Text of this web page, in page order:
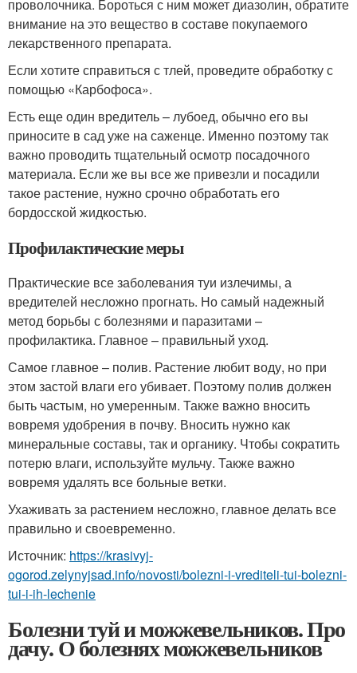
проволочника. Бороться с ним может диазолин, обратите
внимание на это вещество в составе покупаемого
лекарственного препарата.
Если хотите справиться с тлей, проведите обработку с
помощью «Карбофоса».
Есть еще один вредитель – лубоед, обычно его вы
приносите в сад уже на саженце. Именно поэтому так
важно проводить тщательный осмотр посадочного
материала. Если же вы все же привезли и посадили
такое растение, нужно срочно обработать его
бордосской жидкостью.
Профилактические меры
Практические все заболевания туи излечимы, а
вредителей несложно прогнать. Но самый надежный
метод борьбы с болезнями и паразитами –
профилактика. Главное – правильный уход.
Самое главное – полив. Растение любит воду, но при
этом застой влаги его убивает. Поэтому полив должен
быть частым, но умеренным. Также важно вносить
вовремя удобрения в почву. Вносить нужно как
минеральные составы, так и органику. Чтобы сократить
потерю влаги, используйте мульчу. Также важно
вовремя удалять все больные ветки.
Ухаживать за растением несложно, главное делать все
правильно и своевременно.
Источник: https://krasivyj-
ogorod.zelynyjsad.info/novosti/bolezni-i-vrediteli-tui-bolezni-
tui-i-ih-lechenie
Болезни туй и можжевельников. Про
дачу. О болезнях можжевельников